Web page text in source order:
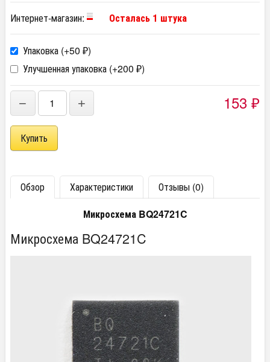
Интернет-магазин:
Осталась 1 штука
Упаковка (+50 ₽)
Улучшенная упаковка (+200 ₽)
− + 153 ₽
Обзор Характеристики
Отзывы (0)
Микросхема BQ24721C
Микросхема BQ24721C